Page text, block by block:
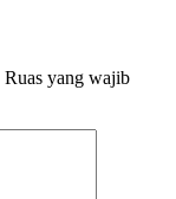
Ruas yang wajib